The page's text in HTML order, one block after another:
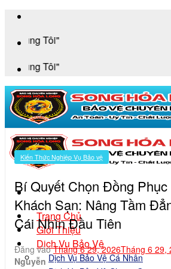
Trang Chủ
Giới Thiệu
Dịch Vụ Bảo Vệ
Dịch Vụ Bảo Vệ Cá Nhân
Kiến Thức Nghiệp Vụ Bảo vệ
Bí Quyết Chọn Đồng
Khách Sạn: Nâng Tầm
Cái Nhìn Đầu Tiên
Đăng vàoTháng 6 29, 2026Tháng 6 29,
Nguyễn